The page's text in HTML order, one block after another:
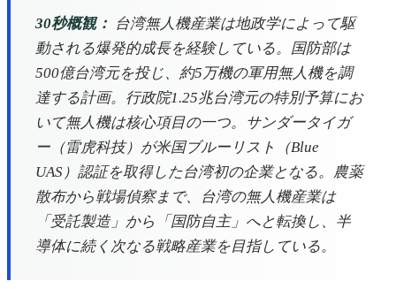
30秒概観：
台湾無人機産業は地政学によって駆
動される爆発的成長を経験している。国防部は
500億台湾元を投じ、約5万機の軍用無人機を調
達する計画。行政院1.25兆台湾元の特別予算にお
いて無人機は核心項目の一つ。サンダータイガ
ー（雷虎科技）が米国ブルーリスト（Blue
UAS）認証を取得した台湾初の企業となる。農薬
散布から戦場偵察まで、台湾の無人機産業は
「受託製造」から「国防自主」へと転換し、半
導体に続く次なる戦略産業を目指している。